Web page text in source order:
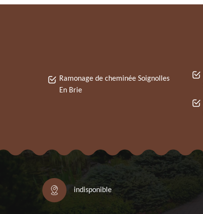
Ramonage de cheminée Soignolles
En Brie
indisponible